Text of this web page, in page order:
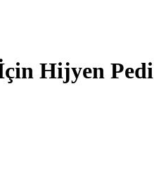
Hijyen Pedi